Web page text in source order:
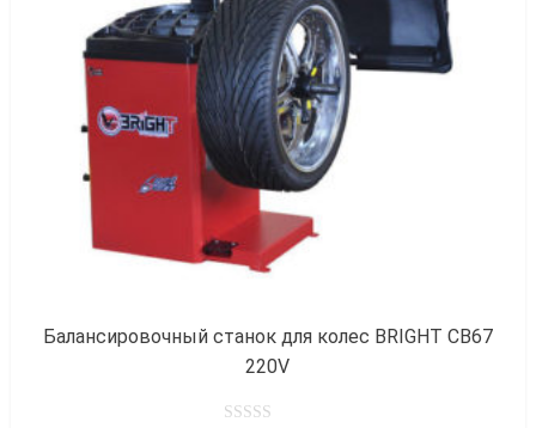
Балансировочный станок для колес BRIGHT CB67
220V